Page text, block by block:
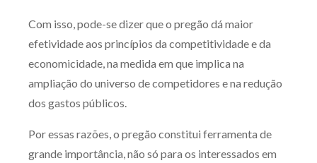
Com isso, pode-se dizer que o pregão dá maior
efetividade aos princípios da competitividade e da
economicidade, na medida em que implica na
ampliação do universo de competidores e na redução
dos gastos públicos.
Por essas razões, o pregão constitui ferramenta de
grande importância, não só para os interessados em